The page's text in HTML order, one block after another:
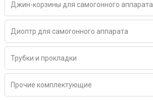
Джин-корзины для самогонного аппарата
Диоптр для самогонного аппарата
Трубки и прокладки
Прочие комплектующие